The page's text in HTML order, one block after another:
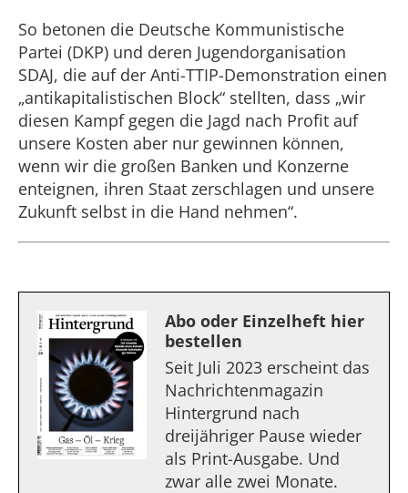
So betonen die Deutsche Kommunistische
Partei (DKP) und deren Jugendorganisation
SDAJ, die auf der Anti-TTIP-Demonstration einen
„antikapitalistischen Block“ stellten, dass „wir
diesen Kampf gegen die Jagd nach Profit auf
unsere Kosten aber nur gewinnen können,
wenn wir die großen Banken und Konzerne
enteignen, ihren Staat zerschlagen und unsere
Zukunft selbst in die Hand nehmen“.
Abo oder Einzelheft hier
bestellen
Seit Juli 2023 erscheint das
Nachrichtenmagazin
Hintergrund nach
dreijähriger Pause wieder
als Print-Ausgabe. Und
zwar alle zwei Monate.